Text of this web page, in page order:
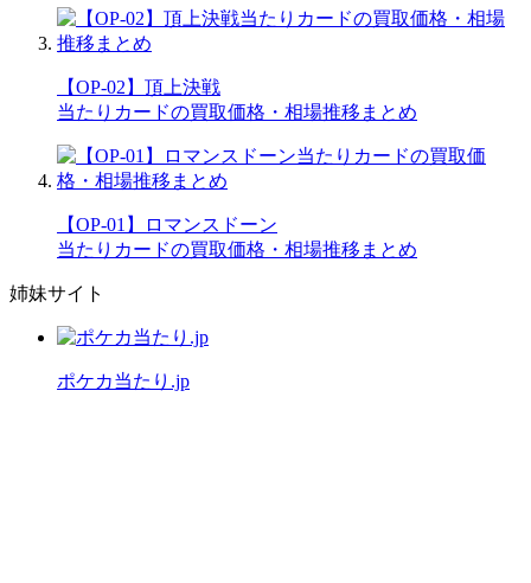
【OP-02】頂上決戦
当たりカードの買取価格・相場推移まとめ
【OP-01】ロマンスドーン
当たりカードの買取価格・相場推移まとめ
姉妹サイト
ポケカ当たり.jp